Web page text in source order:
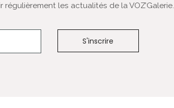
les actualités de la VOZ’Galerie.